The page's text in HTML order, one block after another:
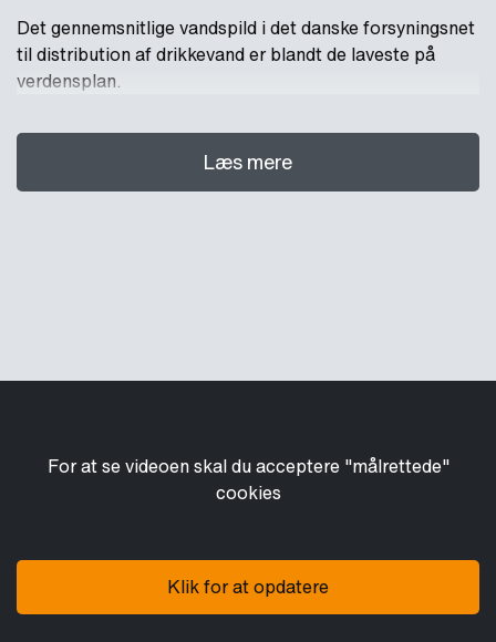
Det gennemsnitlige vandspild i det danske forsyningsnet
til distribution af drikkevand er blandt de laveste på
verdensplan.
Læs mere
For at se videoen skal du acceptere "målrettede"
cookies
Klik for at opdatere